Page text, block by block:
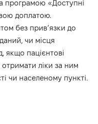
програмою «Доступні
доплатою.
без прив’язки до
чи місця
якщо пацієнтові
ліки за ним
чи населеному пункті.